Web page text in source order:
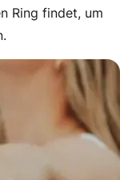
Ring findet, um